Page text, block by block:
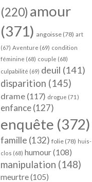
(220) amour
(371) angoisse(78) art
(67) Aventure (69) condition
féminine (68) couple (68)
culpabilité (69) deuil (141)
disparition (145)
drame(117) drogue (71)
enfance(127)
enquête (372)
famille (132) folie(78) huis-
clos (68) humour(108)
manipulation (148)
meurtre(105)